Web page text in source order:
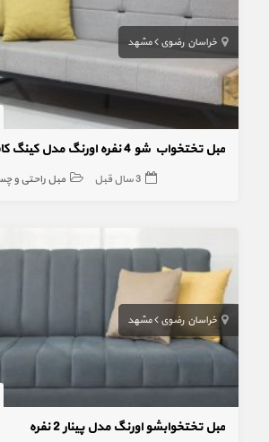
خراسان رضوی مشهد
3 سال قبل مبل راحتی و
خراسان رضوی مشهد
مبل تختخوابشو اورنگ مدل پینار 2 نفره